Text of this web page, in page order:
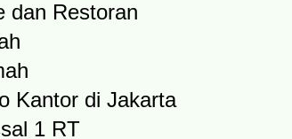
dan Restoran
Kantor di Jakarta
1 RT